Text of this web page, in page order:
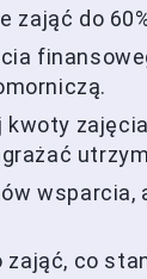
zająć do
zająć, co